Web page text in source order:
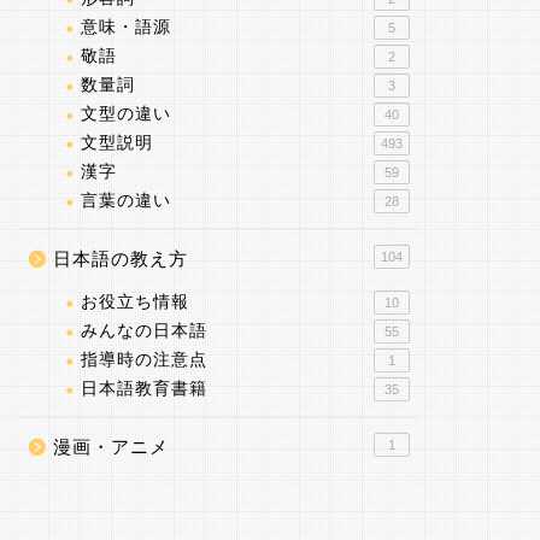
意味・語源 5
敬語 2
数量詞 3
文型の違い 40
文型説明 493
漢字 59
言葉の違い 28
日本語の教え方 104
お役立ち情報 10
みんなの日本語 55
指導時の注意点 1
日本語教育書籍 35
漫画・アニメ 1